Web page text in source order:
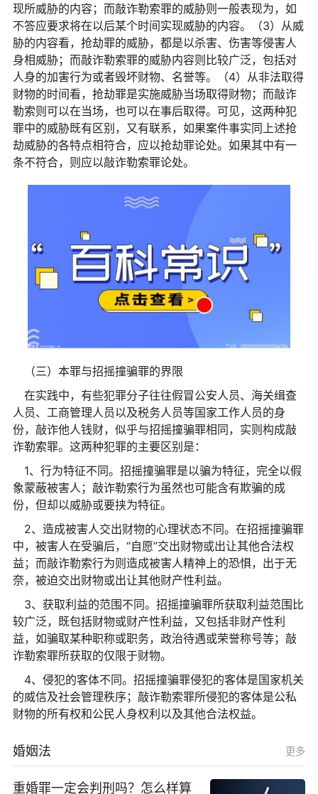
现所威胁的内容；而敲诈勒索罪的威胁则一般表现为，如
不答应要求将在以后某个时间实现威胁的内容。（3）从威
胁的内容看，抢劫罪的威胁，都是以杀害、伤害等侵害人
身相威胁；而敲诈勒索罪的威胁内容则比较广泛，包括对
人身的加害行为或者毁坏财物、名誉等。（4）从非法取得
财物的时间看，抢劫罪是实施威胁当场取得财物；而敲诈
勒索则可以在当场，也可以在事后取得。可见，这两种犯
罪中的威胁既有区别，又有联系，如果案件事实同上述抢
劫威胁的各特点相符合，应以抢劫罪论处。如果其中有一
条不符合，则应以敲诈勒索罪论处。
（三）本罪与招摇撞骗罪的界限
在实践中，有些犯罪分子往往假冒公安人员、海关缉查
人员、工商管理人员以及税务人员等国家工作人员的身
份，敲诈他人钱财，似乎与招摇撞骗罪相同，实则构成敲
诈勒索罪。这两种犯罪的主要区别是：
1、行为特征不同。招摇撞骗罪是以骗为特征，完全以假
象蒙蔽被害人；敲诈勒索行为虽然也可能含有欺骗的成
份，但却以威胁或要挟为特征。
2、造成被害人交出财物的心理状态不同。在招摇撞骗罪
中，被害人在受骗后，“自愿”交出财物或出让其他合法权
益；而敲诈勒索行为则造成被害人精神上的恐惧，出于无
奈，被迫交出财物或出让其他财产性利益。
3、获取利益的范围不同。招摇撞骗罪所获取利益范围比
较广泛，既包括财物或财产性利益，又包括非财产性利
益，如骗取某种职称或职务，政治待遇或荣誉称号等；敲
诈勒索罪所获取的仅限于财物。
4、侵犯的客体不同。招摇撞骗罪侵犯的客体是国家机关
的威信及社会管理秩序；敲诈勒索罪所侵犯的客体是公私
财物的所有权和公民人身权利以及其他合法权益。
婚姻法 更多
重婚罪一定会判刑吗？怎么样算